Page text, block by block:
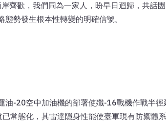
齊歡，我們同為一家人，盼早日迴歸，共話
勢發生根本性轉變的明確信號。
-20空中加油機的部署使殲-16戰機作戰半徑
常態化，其雷達隱身性能使臺軍現有防禦體